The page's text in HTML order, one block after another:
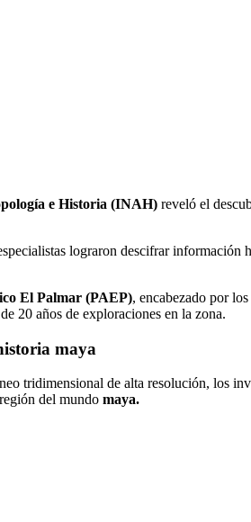
e Historia (INAH) reveló el
lograron descifrar información
El Palmar (PAEP), encabezado por
20 años de exploraciones en la zona.
maya
tridimensional de alta resolución, los
del mundo maya.